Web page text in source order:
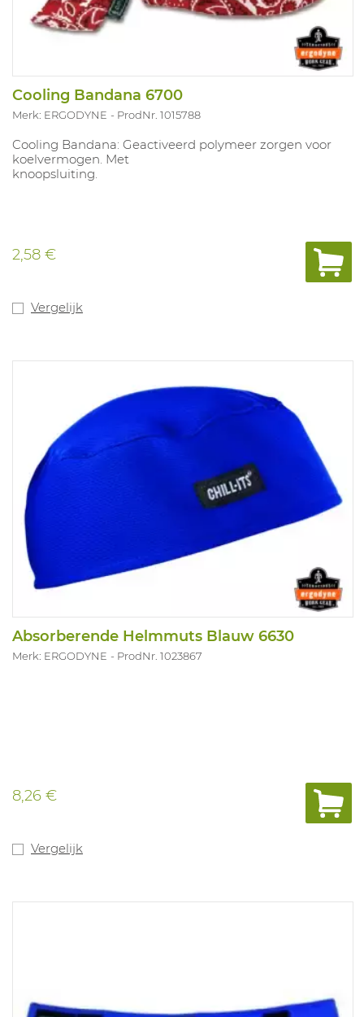
Cooling Bandana 6700
Merk: ERGODYNE ProdNr. 1015788
Cooling Bandana: Geactiveerd polymeer zorgen voor
koelvermogen. Met
knoopsluiting.
2,58 €
Vergelijk
Absorberende Helmmuts Blauw 6630
Merk: ERGODYNE ProdNr. 1023867
8,26 €
Vergelijk